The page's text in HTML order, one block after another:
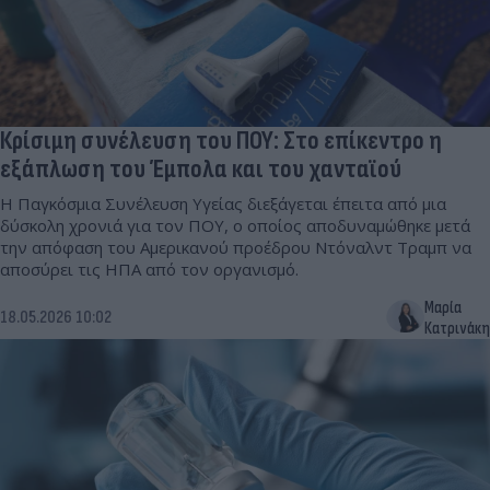
Κρίσιμη συνέλευση του ΠΟΥ: Στο επίκεντρο η
εξάπλωση του Έμπολα και του χανταϊού
H Παγκόσμια Συνέλευση Υγείας διεξάγεται έπειτα από μια
δύσκολη χρονιά για τον ΠΟΥ, ο οποίος αποδυναμώθηκε μετά
την απόφαση του Αμερικανού προέδρου Ντόναλντ Τραμπ να
αποσύρει τις ΗΠΑ από τον οργανισμό.
18.05.2026 10:02
Μαρία
Κατρινάκη